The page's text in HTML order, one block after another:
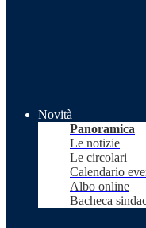
Novità
Panoramica
Le notizie
Le circolari
Calendario
Albo online
Bacheca